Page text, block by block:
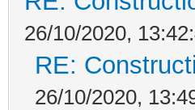
26/10/2020,
RE:
26/10/2020,